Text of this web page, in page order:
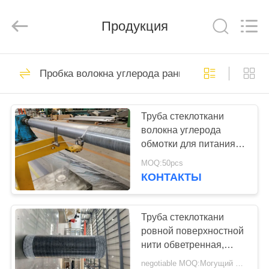
ДОМ
ПРОДУКТЫ
НАС
ПУТЕШЕСТВИЕ
ФАБРИКИ
ПРОВЕРКА
CO.,LTD.
Пробка волокна
углерода
682
волокнистая плита
углерода
579
Продукция
Пробка волокна углерода раны нити
Труба стеклоткани
волокна углерода
обмотки для питания
накала составная
MOQ:50pcs
КОНТАКТЫ
Труба стеклоткани
ровной поверхностной
нити обветренная,
сплющенный
negotiable MOQ:Могущий быть предметом переговоров